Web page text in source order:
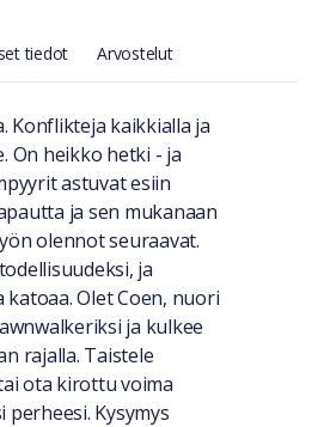
tiedot Arvostelut
Konflikteja kaikkialla ja
On heikko hetki - ja
astuvat esiin
ja sen mukanaan
olennot seuraavat.
ja
Olet Coen, nuori
ja kulkee
rajalla. Taistele
ota kirottu voima
perheesi. Kysymys